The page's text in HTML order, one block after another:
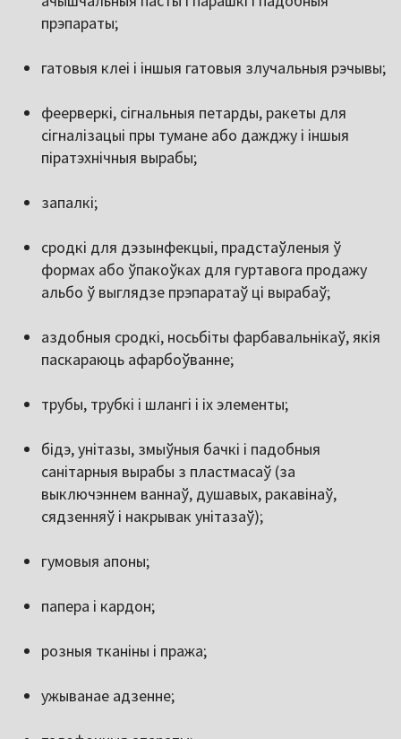
прэпараты;
гатовыя клеі і іншыя гатовыя злучальныя рэчывы;
феерверкі, сігнальныя петарды, ракеты для
сігналізацыі пры тумане або дажджу і іншыя
піратэхнічныя вырабы;
запалкі;
сродкі для дэзынфекцыі, прадстаўленыя ў
формах або ўпакоўках для гуртавога продажу
альбо ў выглядзе прэпаратаў ці вырабаў;
аздобныя сродкі, носьбіты фарбавальнікаў, якія
паскараюць афарбоўванне;
трубы, трубкі і шлангі і іх элементы;
бідэ, унітазы, змыўныя бачкі і падобныя
санітарныя вырабы з пластмасаў (за
выключэннем ваннаў, душавых, ракавінаў,
сядзенняў і накрывак унітазаў);
гумовыя апоны;
папера і кардон;
розныя тканіны і пража;
ужыванае адзенне;